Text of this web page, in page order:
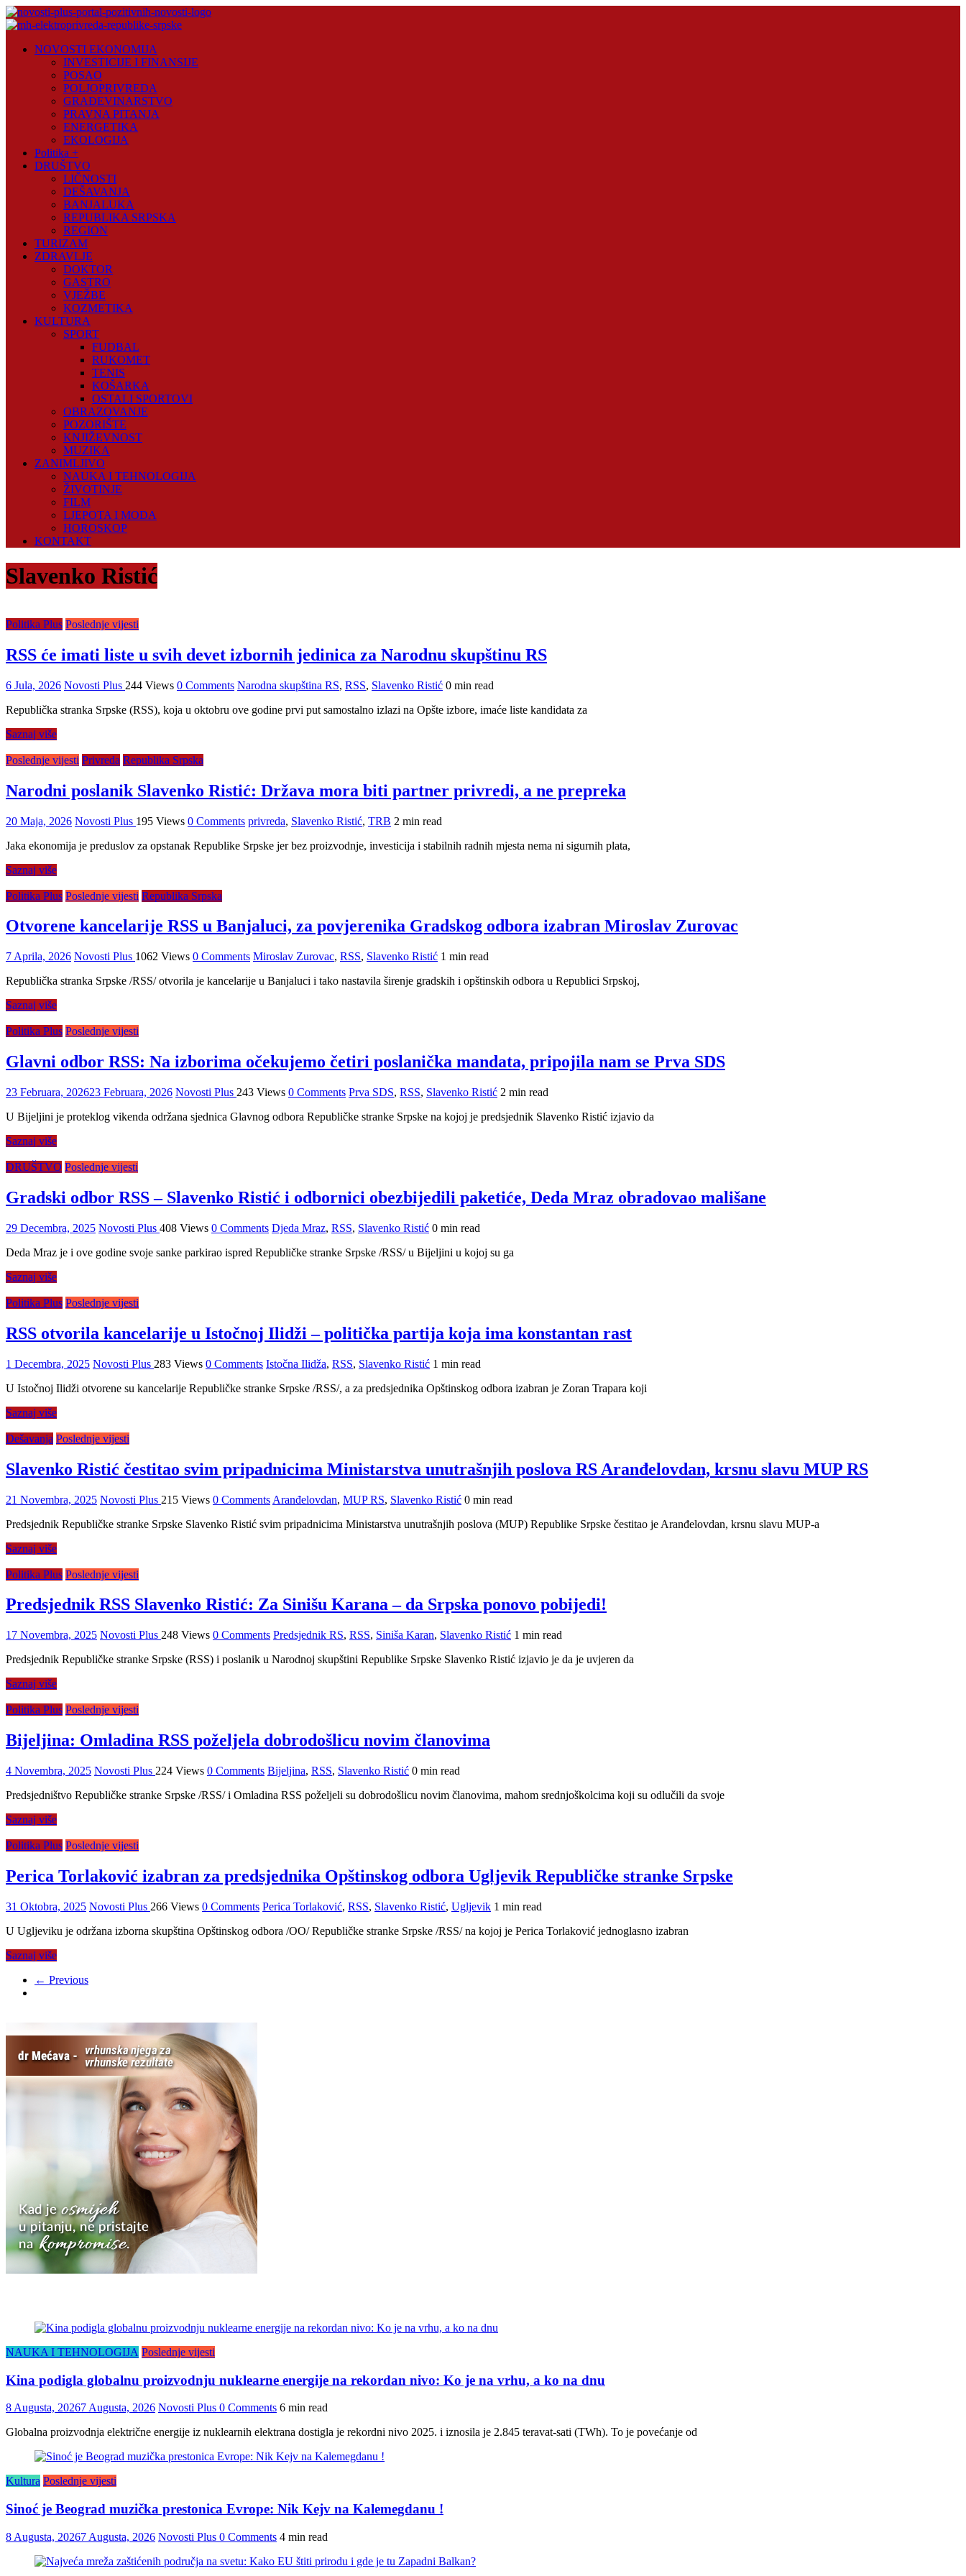
Skip
to
Plus
NOVOSTI EKONOMIJA
INVESTICIJE I FINANSIJE
POSAO
POLJOPRIVREDA
GRAĐEVINARSTVO
PRAVNA PITANJA
ENERGETIKA
EKOLOGIJA
Politika +
DRUŠTVO
LIČNOSTI
DEŠAVANJA
BANJALUKA
REPUBLIKA SRPSKA
REGION
TURIZAM
ZDRAVLJE
DOKTOR
GASTRO
VJEŽBE
KOZMETIKA
KULTURA
SPORT
FUDBAL
RUKOMET
TENIS
KOŠARKA
OSTALI SPORTOVI
OBRAZOVANJE
POZORIŠTE
KNJIŽEVNOST
MUZIKA
ZANIMLJIVO
NAUKA I TEHNOLOGIJA
ŽIVOTINJE
FILM
LJEPOTA I MODA
HOROSKOP
KONTAKT
Slavenko Ristić
Politika Plus Poslednje vijesti
RSS će imati liste u svih devet izbornih jedinica za Narodnu skupštinu RS
6 Jula, 2026 Novosti Plus 244 Views 0 Comments Narodna skupština RS, RSS, Slavenko Ristić 0 min read
Republička stranka Srpske (RSS), koja u oktobru ove godine prvi put samostalno izlazi na Opšte izbore, imaće liste kandidata za
Saznaj više
Poslednje vijesti Privreda Republika Srpska
Narodni poslanik Slavenko Ristić: Država mora biti partner privredi, a ne prepreka
20 Maja, 2026 Novosti Plus 195 Views 0 Comments privreda, Slavenko Ristić, TRB 2 min read
Jaka ekonomija je preduslov za opstanak Republike Srpske jer bez proizvodnje, investicija i stabilnih radnih mjesta nema ni sigurnih plata,
Saznaj više
Politika Plus Poslednje vijesti Republika Srpska
Otvorene kancelarije RSS u Banjaluci, za povjerenika Gradskog odbora izabran Miroslav Zurovac
7 Aprila, 2026 Novosti Plus 1062 Views 0 Comments Miroslav Zurovac, RSS, Slavenko Ristić 1 min read
Republička stranka Srpske /RSS/ otvorila je kancelarije u Banjaluci i tako nastavila širenje gradskih i opštinskih odbora u Republici Srpskoj,
Saznaj više
Politika Plus Poslednje vijesti
Glavni odbor RSS: Na izborima očekujemo četiri poslanička mandata, pripojila nam se Prva SDS
23 Februara, 202623 Februara, 2026 Novosti Plus 243 Views 0 Comments Prva SDS, RSS, Slavenko Ristić 2 min read
U Bijeljini je proteklog vikenda održana sjednica Glavnog odbora Republičke stranke Srpske na kojoj je predsjednik Slavenko Ristić izjavio da
Saznaj više
DRUŠTVO Poslednje vijesti
Gradski odbor RSS – Slavenko Ristić i odbornici obezbijedili paketiće, Deda Mraz obradovao mališane
29 Decembra, 2025 Novosti Plus 408 Views 0 Comments Djeda Mraz, RSS, Slavenko Ristić 0 min read
Deda Mraz je i ove godine svoje sanke parkirao ispred Republičke stranke Srpske /RSS/ u Bijeljini u kojoj su ga
Saznaj više
Politika Plus Poslednje vijesti
RSS otvorila kancelarije u Istočnoj Ilidži – politička partija koja ima konstantan rast
1 Decembra, 2025 Novosti Plus 283 Views 0 Comments Istočna Ilidža, RSS, Slavenko Ristić 1 min read
U Istočnoj Ilidži otvorene su kancelarije Republičke stranke Srpske /RSS/, a za predsjednika Opštinskog odbora izabran je Zoran Trapara koji
Saznaj više
Dešavanja Poslednje vijesti
Slavenko Ristić čestitao svim pripadnicima Ministarstva unutrašnjih poslova RS Aranđelovdan, krsnu slavu MUP RS
21 Novembra, 2025 Novosti Plus 215 Views 0 Comments Aranđelovdan, MUP RS, Slavenko Ristić 0 min read
Predsjednik Republičke stranke Srpske Slavenko Ristić svim pripadnicima Ministarstva unutrašnjih poslova (MUP) Republike Srpske čestitao je Aranđelovdan, krsnu slavu MUP-a
Saznaj više
Politika Plus Poslednje vijesti
Predsjednik RSS Slavenko Ristić: Za Sinišu Karana – da Srpska ponovo pobijedi!
17 Novembra, 2025 Novosti Plus 248 Views 0 Comments Predsjednik RS, RSS, Siniša Karan, Slavenko Ristić 1 min read
Predsjednik Republičke stranke Srpske (RSS) i poslanik u Narodnoj skupštini Republike Srpske Slavenko Ristić izjavio je da je uvjeren da
Saznaj više
Politika Plus Poslednje vijesti
Bijeljina: Omladina RSS poželjela dobrodošlicu novim članovima
4 Novembra, 2025 Novosti Plus 224 Views 0 Comments Bijeljina, RSS, Slavenko Ristić 0 min read
Predsjedništvo Republičke stranke Srpske /RSS/ i Omladina RSS poželjeli su dobrodošlicu novim članovima, mahom srednjoškolcima koji su odlučili da svoje
Saznaj više
Politika Plus Poslednje vijesti
Perica Torlaković izabran za predsjednika Opštinskog odbora Ugljevik Republičke stranke Srpske
31 Oktobra, 2025 Novosti Plus 266 Views 0 Comments Perica Torlaković, RSS, Slavenko Ristić, Ugljevik 1 min read
U Ugljeviku je održana izborna skupština Opštinskog odbora /OO/ Republičke stranke Srpske /RSS/ na kojoj je Perica Torlaković jednoglasno izabran
Saznaj više
← Previous
NAUKA I TEHNOLOGIJA Poslednje vijesti
Kina podigla globalnu proizvodnju nuklearne energije na rekordan nivo: Ko je na vrhu, a ko na dnu
8 Augusta, 20267 Augusta, 2026 Novosti Plus 0 Comments 6 min read
Globalna proizvodnja električne energije iz nuklearnih elektrana dostigla je rekordni nivo 2025. i iznosila je 2.845 teravat-sati (TWh). To je povećanje od
Kultura Poslednje vijesti
Sinoć je Beograd muzička prestonica Evrope: Nik Kejv na Kalemegdanu !
8 Augusta, 20267 Augusta, 2026 Novosti Plus 0 Comments 4 min read